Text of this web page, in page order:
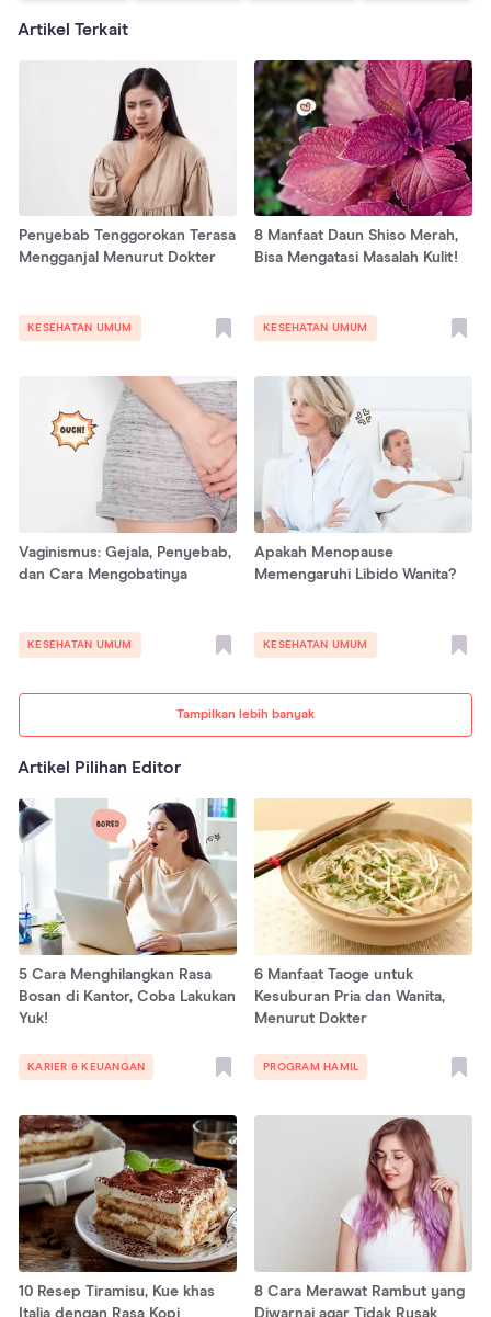
Artikel Terkait
Tampilkan lebih banyak
Penyebab Tenggorokan Terasa
Mengganjal Menurut Dokter
KESEHATAN UMUM
8 Manfaat Daun Shiso Merah,
Bisa Mengatasi Masalah Kulit!
KESEHATAN UMUM
Vaginismus: Gejala, Penyebab,
dan Cara Mengobatinya
KESEHATAN UMUM
Apakah Menopause
Memengaruhi Libido Wanita?
KESEHATAN UMUM
Artikel Pilihan Editor
5 Cara Menghilangkan Rasa
Bosan di Kantor, Coba Lakukan
Yuk!
KARIER & KEUANGAN
6 Manfaat Taoge untuk
Kesuburan Pria dan Wanita,
Menurut Dokter
PROGRAM HAMIL
10 Resep Tiramisu, Kue khas
Italia dengan Rasa Kopi
8 Cara Merawat Rambut yang
Diwarnai agar Tidak Rusak